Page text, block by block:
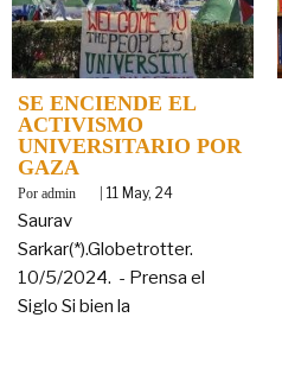
SE ENCIENDE EL
ACTIVISMO
UNIVERSITARIO POR
GAZA
By admin | 11 May, 24
Saurav
Sarkar(*).Globetrotter.
10/5/2024. - Prensa el
Siglo Si bien la